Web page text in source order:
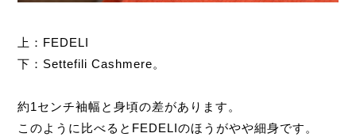
上：FEDELI
下：Settefili Cashmere。
約1センチ袖幅と身頃の差があります。
このように比べるとFEDELIのほうがやや細身です。